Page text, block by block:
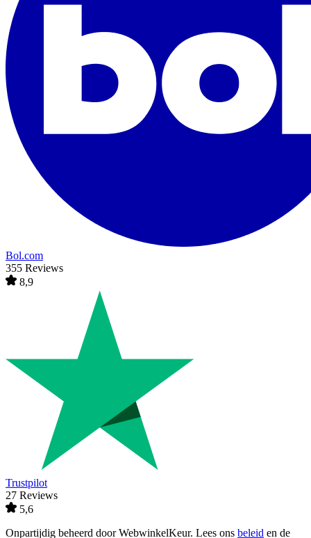
Bol.com
355 Reviews
8,9
Trustpilot
27 Reviews
5,6
Onpartijdig beheerd doorWebwinkelKeur. Lees ons beleid en de